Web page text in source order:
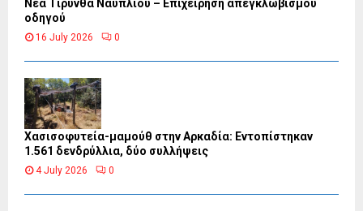
Νέα Τίρυνθα Ναυπλίου – Επιχείρηση απεγκλωβισμού
οδηγού
16 July 2026 0
Χασισοφυτεία-μαμούθ στην Αρκαδία: Εντοπίστηκαν
1.561 δενδρύλλια, δύο συλλήψεις
4 July 2026 0